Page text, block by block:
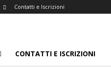
Contatti e Iscrizioni
CONTATTI E ISCRIZIONI